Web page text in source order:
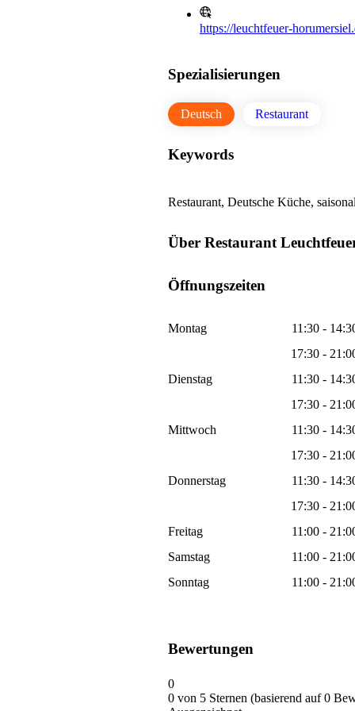
https://leuchtfeuer-
Spezialisierungen
Deutsch Restaurant
Keywords
Restaurant, Deutsche Küche, saisonal
Über Restaurant
Öffnungszeiten
Montag
11:30 -
17:30 -
Dienstag
11:30 -
17:30 -
Mittwoch
11:30 -
17:30 -
Donnerstag
11:30 -
17:30 -
Freitag
11:00 -
Samstag
11:00 -
Sonntag
11:00 -
Bewertungen
0
0 von 5 Sternen (basierend auf 0